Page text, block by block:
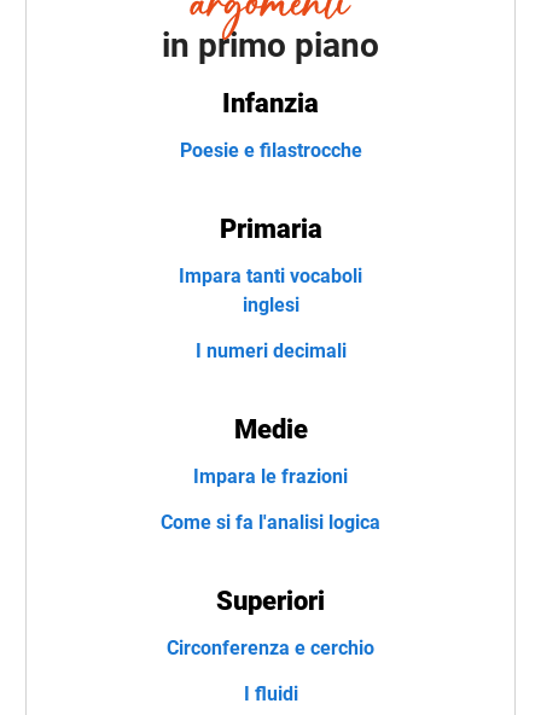
in primo piano
Infanzia
Poesie e filastrocche
Primaria
Impara tanti vocaboli
inglesi
I numeri decimali
Medie
Impara le frazioni
Come si fa l'analisi logica
Superiori
Circonferenza e cerchio
I fluidi